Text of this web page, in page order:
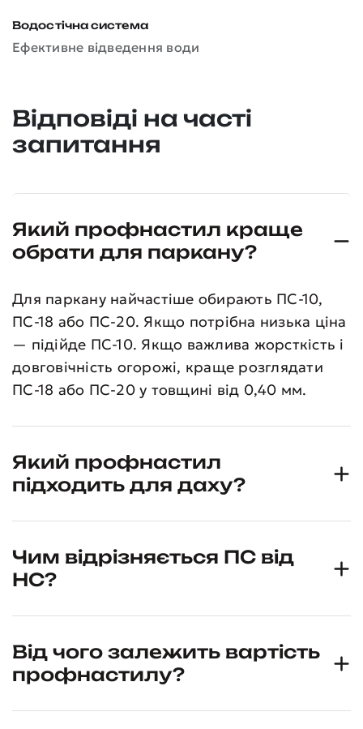
Водостічна система
Ефективне відведення води
Відповіді на часті
запитання
Який профнастил краще
обрати для паркану?
Для паркану найчастіше обирають ПС-10,
ПС-18 або ПС-20. Якщо потрібна низька ціна
— підійде ПС-10. Якщо важлива жорсткість і
довговічність огорожі, краще розглядати
ПС-18 або ПС-20 у товщині від 0,40 мм.
Який профнастил
підходить для даху?
Чим відрізняється ПС від
НС?
Від чого залежить вартість
профнастилу?